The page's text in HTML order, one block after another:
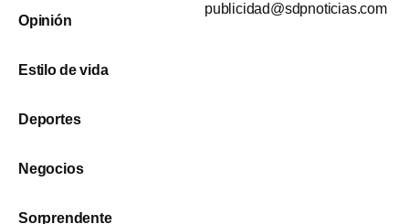
Opinión
Estilo de vida
Deportes
Negocios
Sorprendente
publicidad@sdpnoticias.com